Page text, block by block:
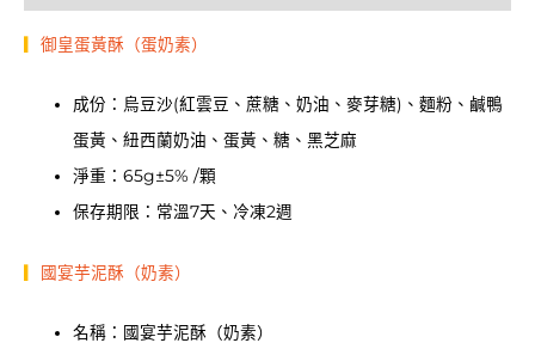
御皇蛋黃酥（蛋奶素）
成份：烏豆沙(紅雲豆、蔗糖、奶油、麥芽糖)、麵粉、鹹鴨
蛋黃、紐西蘭奶油、蛋黃、糖、黑芝麻
淨重：65g±5% /顆
保存期限：常溫7天、冷凍2週
國宴芋泥酥（奶素）
名稱：國宴芋泥酥（奶素）